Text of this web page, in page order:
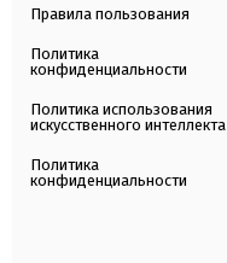
Правила пользования
Политика
конфиденциальности
Политика использования
искусственного интеллекта
Политика
конфиденциальности